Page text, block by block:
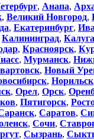
, Анапа,
, Великий Новгород,
, Екатеринбург,
Калининград, Калуга
, Красноярск,
, Мурманск,
, Новый
, Норильск
, Орел, Орск,
, Пятигорск,
, Саратов,
, Сочи,
, Сызрань,